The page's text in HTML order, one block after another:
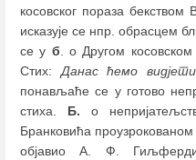
косовског пораза бекством
исказује се нпр. обрасцем
се у б. о Другом
Стих:Данас ћемо
понављаће се у готово
стиха. Б. о
Бранковића проузрокованом
објавио А. Ф.